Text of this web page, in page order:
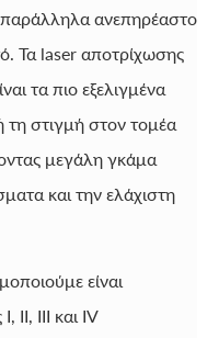
παράλληλα ανεπηρέαστο
Τα laser αποτρίχωσης
τα πιο εξελιγμένα
στιγμή στον τομέα
μεγάλη γκάμα
και την ελάχιστη
είναι
II, III και IV